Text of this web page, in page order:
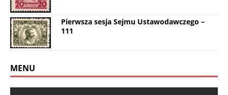
Pierwsza sesja Sejmu Ustawodawczego –
111
MENU